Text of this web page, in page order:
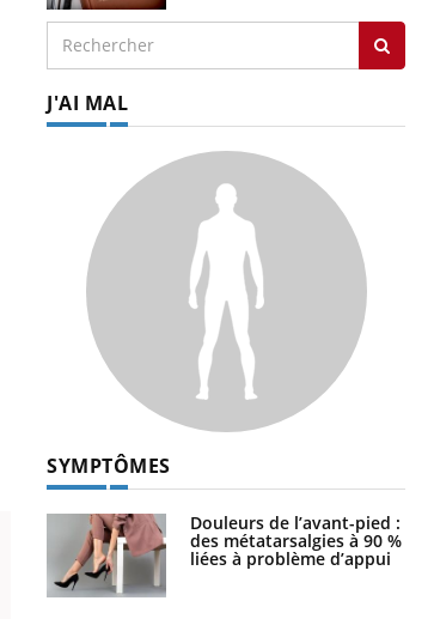
J'AI MAL
SYMPTÔMES
Douleurs de l’avant-pied :
des métatarsalgies à 90 %
liées à problème d’appui